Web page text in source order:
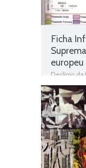
Ficha
europeu
Declínio da
informativas
Europa,
de história,
europeu,